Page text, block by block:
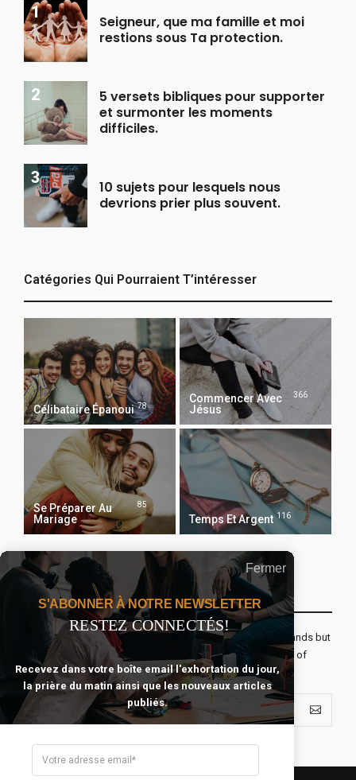
Seigneur, que ma famille et moi
restions sous Ta protection.
5 versets bibliques pour supporter
et surmonter les moments
difficiles.
10 sujets pour lesquels nous
devrions prier plus souvent.
Catégories Qui Pourraient T’intéresser
Célibataire Épanoui 78
Commencer Avec
Jésus
366
Se Préparer Au
Mariage
85
Temps Et Argent 116
Recevoir Notre Newsletter Chaque Matin
The real voyage of discovery consists not in seeking new lands but
seeing with new eyes. All journeys have secret destinations of
which the traveler is unaware.
Fermer
S'ABONNER À NOTRE NEWSLETTER
RESTEZ CONNECTÉS!
Recevez dans votre boîte email l'exhortation du jour,
la prière du matin ainsi que les nouveaux articles
publiés.